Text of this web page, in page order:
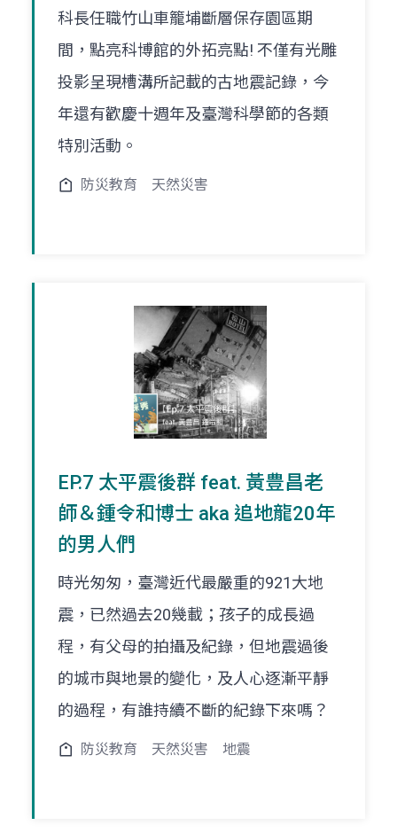
科長任職竹山車籠埔斷層保存園區期
間，點亮科博館的外拓亮點! 不僅有光雕
投影呈現槽溝所記載的古地震記錄，今
年還有歡慶十週年及臺灣科學節的各類
特別活動。
防災教育 天然災害
EP.7 太平震後群 feat. 黃豊昌老
師＆鍾令和博士 aka 追地龍20年
的男人們
時光匆匆，臺灣近代最嚴重的921大地
震，已然過去20幾載；孩子的成長過
程，有父母的拍攝及紀錄，但地震過後
的城巿與地景的變化，及人心逐漸平靜
的過程，有誰持續不斷的紀錄下來嗎？
防災教育 天然災害 地震